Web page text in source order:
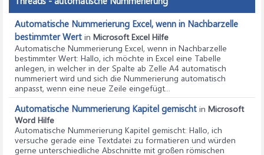
Automatische Nummerierung Excel, wenn in Nachbarzelle
bestimmter Wert in Microsoft Excel Hilfe
Automatische Nummerierung Excel, wenn in Nachbarzelle
bestimmter Wert: Hallo, ich möchte in Excel eine Tabelle
anlegen, in welcher in der Spalte ab Zelle A4 automatisch
nummeriert wird und sich die Nummerierung automatisch
anpasst, wenn eine neue Zeile eingefügt...
Automatische Nummerierung Kapitel gemischt in Microsoft
Word Hilfe
Automatische Nummerierung Kapitel gemischt: Hallo, ich
versuche gerade eine Textdatei zu formatieren und würden
gerne unterschiedliche Abschnitte mit großen römischen